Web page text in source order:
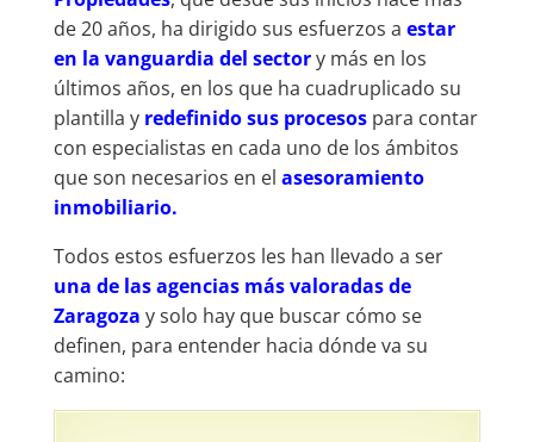
de 20 años, ha dirigido sus esfuerzos a estar
en la vanguardia del sectory más en los
últimos años, en los que ha cuadruplicado su
plantilla y redefinido sus procesos para contar
con especialistas en cada uno de los ámbitos
que son necesarios en el asesoramiento
inmobiliario.
Todos estos esfuerzos les han llevado a ser
una de las agencias más valoradas de
Zaragoza y solo hay que buscar cómo se
definen, para entender hacia dónde va su
camino: